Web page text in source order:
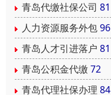
青岛代缴社保公司 81
人力资源服务外包96
青岛人才引进落户 81
青岛公积金代缴72
青岛代理社保办理 84